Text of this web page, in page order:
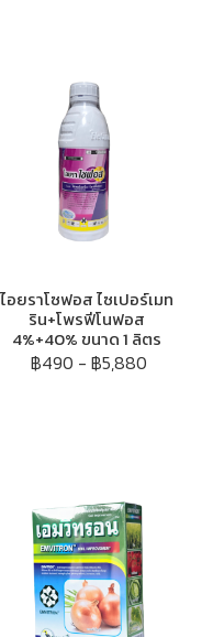
ไอยราโซฟอส ไซเปอร์เมท
ริน+โพรฟีโนฟอส
4%+40% ขนาด 1 ลิตร
฿490 - ฿5,880